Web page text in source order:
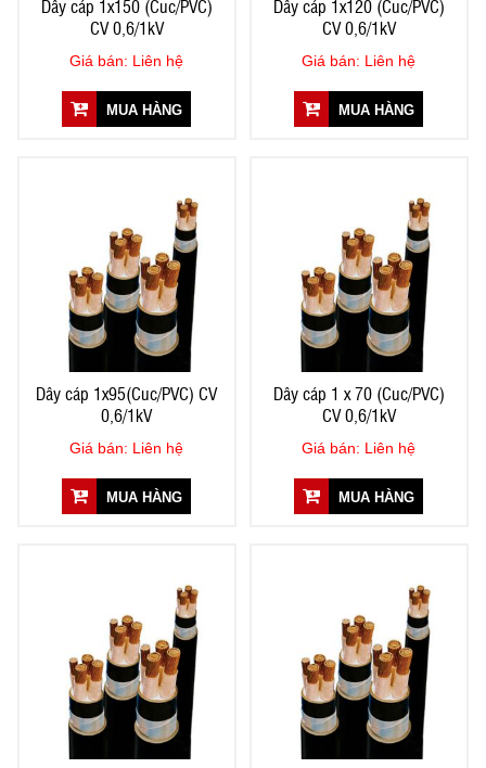
Dây cáp 1x150 (Cuc/PVC)
CV 0,6/1kV
Giá bán: Liên hệ
MUA HÀNG
Dây cáp 1x120 (Cuc/PVC)
CV 0,6/1kV
Giá bán: Liên hệ
MUA HÀNG
Dây cáp 1x95(Cuc/PVC) CV
0,6/1kV
Giá bán: Liên hệ
MUA HÀNG
Dây cáp 1 x 70 (Cuc/PVC)
CV 0,6/1kV
Giá bán: Liên hệ
MUA HÀNG